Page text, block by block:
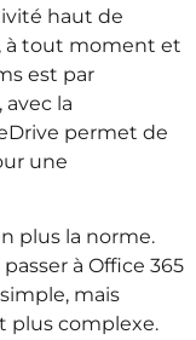
haut de
à tout moment et
est par
la
permet de
une
plus la norme.
à Office 365
mais
plus complexe.